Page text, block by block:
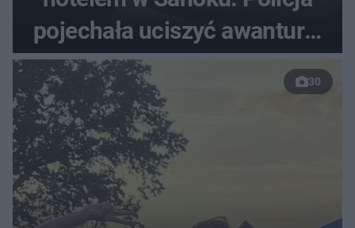
pojechała uciszyć awanturę,
znaleźli ciało
30